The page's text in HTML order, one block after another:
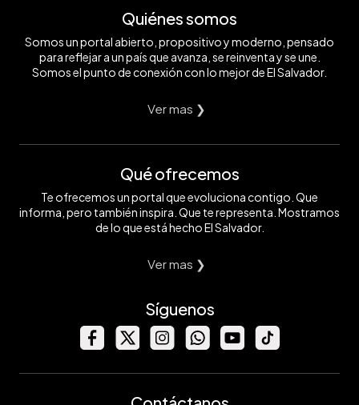
Quiénes somos
Somos un portal abierto, propositivo y moderno, pensado
para reflejar a un país que avanza, se reinventa y se une.
Somos el punto de conexión con lo mejor de El Salvador.
Ver mas ❯
Qué ofrecemos
Te ofrecemos un portal que evoluciona contigo. Que
informa, pero también inspira. Que te representa. Mostramos
de lo que está hecho El Salvador.
Ver mas ❯
Síguenos